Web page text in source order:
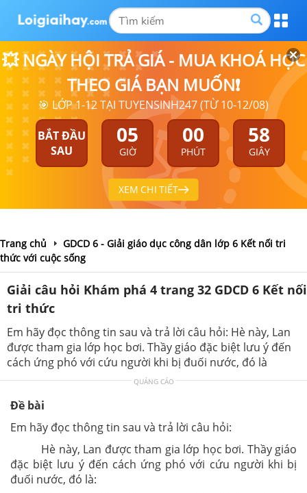
💥 NGÀY HỘI TRẢ GIÁ - MUA KHOÁ HỌC
THEO GIÁ BẠN MUỐN❗
🎯 LỚP 1-12 TẠI TUYENSINH247 (TỪ 10-12/08)
BẮT ĐẦU
SAU
05
GIỜ
00
PHÚT
58
GIÂY
XEM CHI TIẾT
Trang chủ
GDCD 6 - Giải giáo dục công dân lớp 6 Kết nối tri
thức với cuộc sống
Giải câu hỏi Khám phá 4 trang 32 GDCD 6 Kết nối
tri thức
Em hãy đọc thông tin sau và trả lời câu hỏi: Hè này, Lan
được tham gia lớp học bơi. Thầy giáo đặc biệt lưu ý đến
cách ứng phó với cứu người khi bị đuối nước, đó là
QUẢNG CÁO
Đề bài
Em hãy đọc thông tin sau và trả lời câu hỏi:
Hè này, Lan được tham gia lớp học bơi. Thầy giáo
đặc biệt lưu ý đến cách ứng phó với cứu người khi bị
đuối nước, đó là: